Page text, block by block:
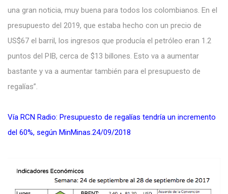
una gran noticia, muy buena para todos los colombianos. En el
presupuesto del 2019, que estaba hecho con un precio de
US$67 el barril, los ingresos que producía el petróleo eran 1.2
puntos del PIB, cerca de $13 billones. Esto va a aumentar
bastante y va a aumentar también para el presupuesto de
regalías”.
Vía RCN Radio: Presupuesto de regalías tendría un incremento
del 60%, según MinMinas.24/09/2018